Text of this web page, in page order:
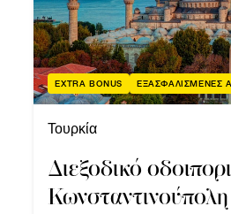
EXTRA BONUS ΕΞΑΣΦΑΛΙΣΜΕΝΕΣ
Τουρκία
Διεξοδικό
Κωνσταντινούπολη